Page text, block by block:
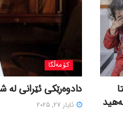
شەهید
کۆمەڵگا
دادوەرێکی ئێرانی لە
ئایار 27, 2025